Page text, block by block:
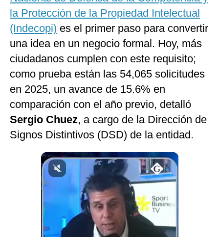
Tecnología
Club del Suscriptor
Mix
G de Gestión
Notas Contratadas
Podcast
Gestión TV
Videos
Fotogalerías
la Protección de la Propiedad Intelectual
(Indecopi) es el primer paso para convertir
una idea en un negocio formal. Hoy, más
ciudadanos cumplen con este requisito;
como prueba están las 54,065 solicitudes
en 2025, un avance de 15.6% en
comparación con el año previo, detalló
Sergio Chuez, a cargo de la Dirección de
Signos Distintivos (DSD) de la entidad.